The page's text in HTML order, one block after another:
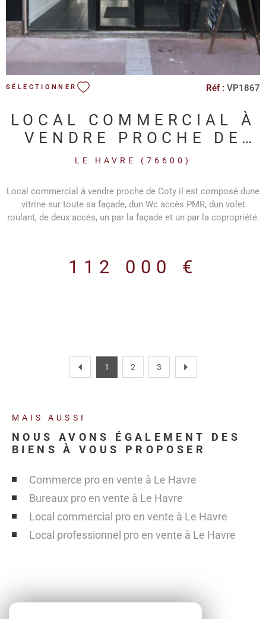
SÉLECTIONNER Réf : VP1867
LOCAL COMMERCIAL À
VENDRE PROCHE DE
COTY
LE HAVRE (76600)
Local commercial à vendre proche de Coty il est composé dune
vitrine sur toute sa façade, dun Wc accès PMR, dun volet
roulant, de deux accès, un par la façade et un par la copropriété.
112 000 €
1 2 3
MAIS AUSSI
NOUS AVONS ÉGALEMENT DES
BIENS À VOUS PROPOSER
Commerce pro en vente à Le Havre
Bureaux pro en vente à Le Havre
Local commercial pro en vente à Le Havre
Local professionnel pro en vente à Le Havre